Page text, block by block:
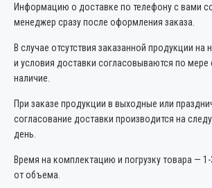
Информацию о доставке по телефону с вами
менеджер сразу после оформления заказа.
В случае отсутствия заказанной продукции
и условия доставки согласовываются по мере
наличие.
При заказе продукции в выходные или
согласование доставки производится на
день.
Время на комплектацию и погрузку товара —
от объема.